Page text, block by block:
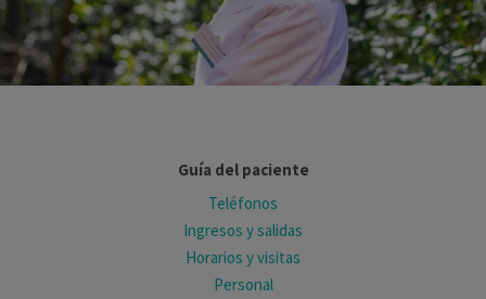
Guía del paciente
Teléfonos
Ingresos y salidas
Horarios y visitas
Personal